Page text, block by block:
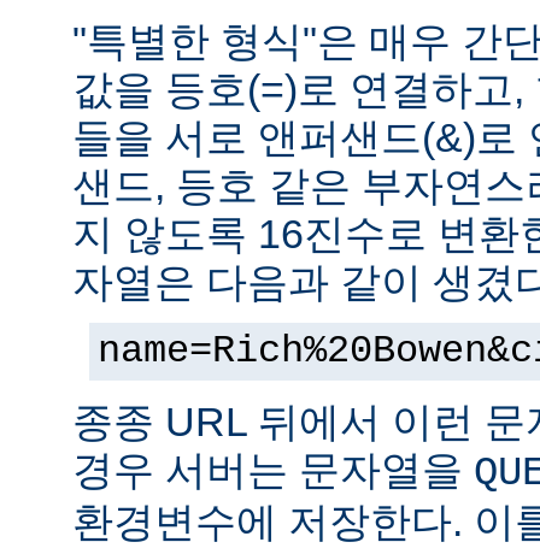
"특별한 형식"은 매우 간
값을 등호(=)로 연결하고
들을 서로 앤퍼샌드(&)로
샌드, 등호 같은 부자연
지 않도록 16진수로 변환
자열은 다음과 같이 생겼
종종 URL 뒤에서 이런
경우 서버는 문자열을
환경변수에 저장한다. 이